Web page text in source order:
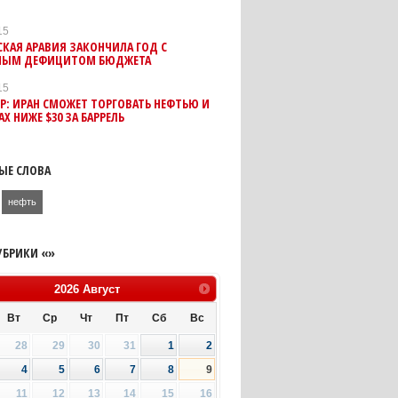
АРАВИЯ ЗАКОНЧИЛА ГОД С
ДЕФИЦИТОМ БЮДЖЕТА
ИРАН СМОЖЕТ ТОРГОВАТЬ НЕФТЬЮ И
НИЖЕ $30 ЗА БАРРЕЛЬ
СЛОВА
нефть
«»
2026 Август
Вт Ср Чт Пт Сб Вс
28 29 30 31 1
2
4
5 6 7 8
9
11
12 13 14 15 16